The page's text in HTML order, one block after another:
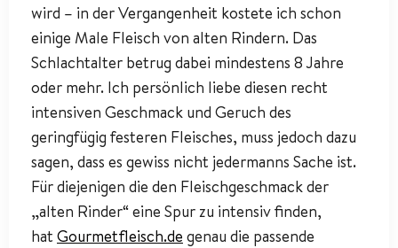
wird – in der Vergangenheit kostete ich schon
einige Male Fleisch von alten Rindern. Das
Schlachtalter betrug dabei mindestens 8 Jahre
oder mehr. Ich persönlich liebe diesen recht
intensiven Geschmack und Geruch des
geringfügig festeren Fleisches, muss jedoch dazu
sagen, dass es gewiss nicht jedermanns Sache ist.
Für diejenigen die den Fleischgeschmack der
„alten Rinder“ eine Spur zu intensiv finden,
hat Gourmetfleisch.de genau die passende